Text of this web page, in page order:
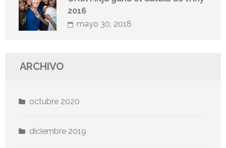
2016
mayo 30, 2018
ARCHIVO
octubre 2020
diciembre 2019